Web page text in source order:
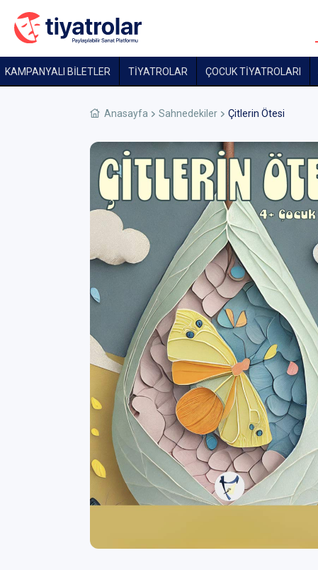
KAMPANYALI BİLETLER TİYATROLAR ÇOCUK TIYATROLARI
Anasayfa Sahnedekiler Çitlerin Ötesi